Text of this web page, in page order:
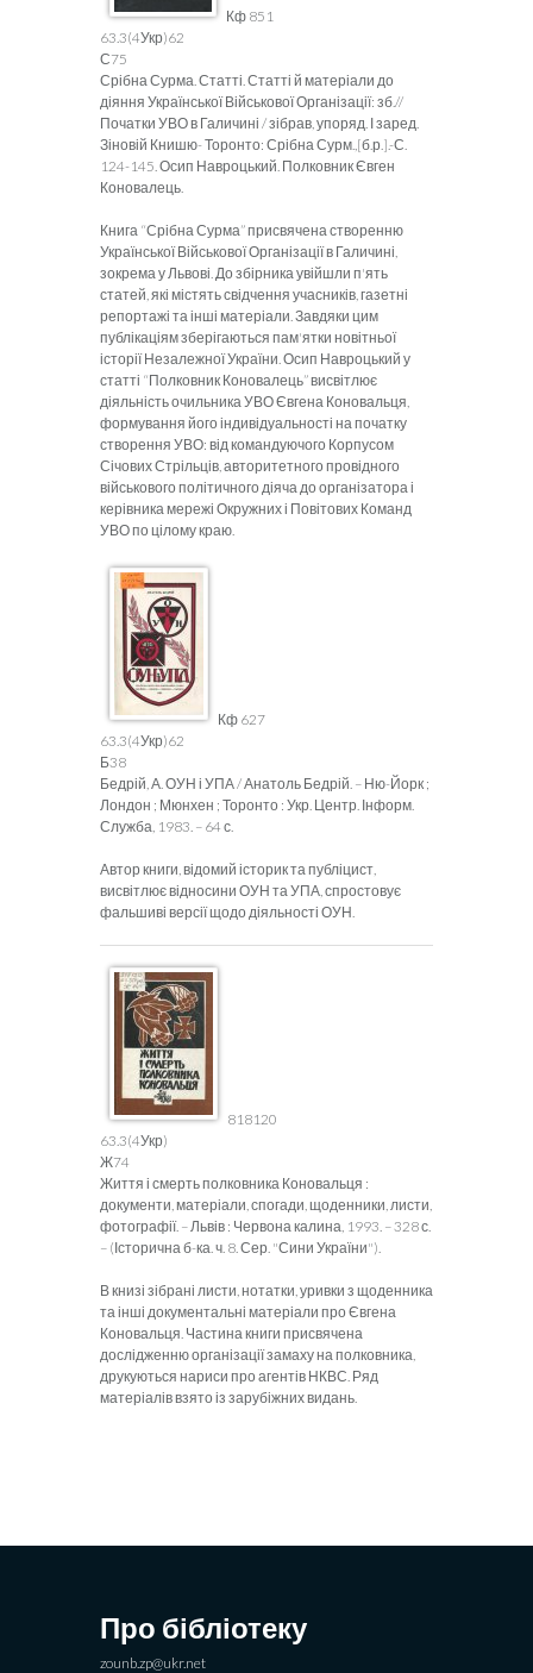
Кф 851
63.3(4Укр)62
С75
Срібна Сурма. Статті. Статті й матеріали до
діяння Української Військової Організації: зб.//
Початки УВО в Галичині / зібрав, упоряд. І заред.
Зіновій Книшю- Торонто: Срібна Сурм.,[б.р.].-С.
124-145. Осип Навроцький. Полковник Євген
Коновалець.
Книга “Срібна Сурма” присвячена створенню
Української Військової Організації в Галичині,
зокрема у Львові. До збірника увійшли п'ять
статей, які містять свідчення учасників, газетні
репортажі та інші матеріали. Завдяки цим
публікаціям зберігаються пам'ятки новітньої
історії Незалежної України. Осип Навроцький у
статті “Полковник Коновалець” висвітлює
діяльність очильника УВО Євгена Коновальця,
формування його індивідуальності на початку
створення УВО: від командуючого Корпусом
Січових Стрільців, авторитетного провідного
військового політичного діяча до організатора і
керівника мережі Окружних і Повітових Команд
УВО по цілому краю.
Кф 627
63.3(4Укр)62
Б38
Бедрій, А. ОУН і УПА / Анатоль Бедрій. – Ню-Йорк ;
Лондон ; Мюнхен ; Торонто : Укр. Центр. Інформ.
Служба, 1983. – 64 с.
Автор книги, відомий історик та публіцист,
висвітлює відносини ОУН та УПА, спростовує
фальшиві версії щодо діяльності ОУН.
818120
63.3(4Укр)
Ж74
Життя і смерть полковника Коновальця :
документи, матеріали, спогади, щоденники, листи,
фотографії. – Львів : Червона калина, 1993. – 328 с.
– (Історична б-ка. ч. 8. Сер. "Сини України").
В книзі зібрані листи, нотатки, уривки з щоденника
та інші документальні матеріали про Євгена
Коновальця. Частина книги присвячена
дослідженню організації замаху на полковника,
друкуються нариси про агентів НКВС. Ряд
матеріалів взято із зарубіжних видань.
Про бібліотеку
zounb.zp@ukr.net